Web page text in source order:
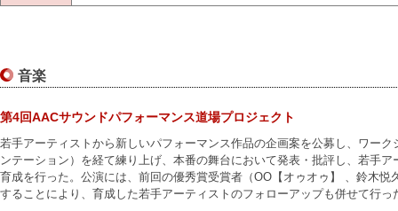
音楽
第4回AACサウンドパフォーマンス道場プロジェクト
若手アーティストから新しいパフォーマンス作品の企画案を公募し、ワーク
ンテーション）を経て練り上げ、本番の舞台において発表・批評し、若手ア
育成を行った。公演には、前回の優秀賞受賞者（OO【オゥオゥ】 、鈴木悦
することにより、育成した若手アーティストのフォローアップも併せて行っ